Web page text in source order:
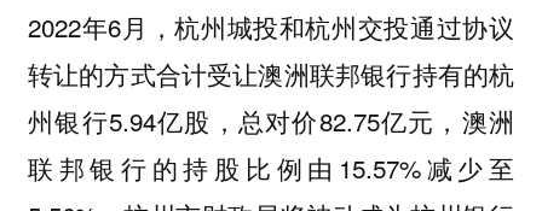
2022年6月，杭州城投和杭州交投通过协议
转让的方式合计受让澳洲联邦银行持有的杭
州银行5.94亿股，总对价82.75亿元，澳洲
联邦银行的持股比例由15.57%减少至